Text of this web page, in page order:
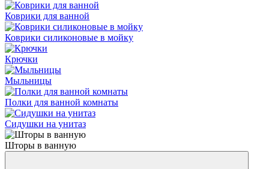
Коврики для ванной
Коврики силиконовые в мойку
Крючки
Мыльницы
Полки для ванной комнаты
Сидушки на унитаз
Шторы в ванную